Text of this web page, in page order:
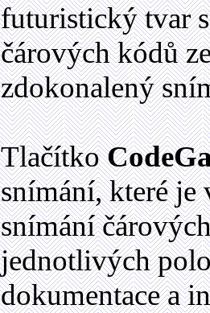
futuristický tvar
čárových kódů
zdokonalený
Tlačítko
snímání, které je
snímání
jednotlivých
dokumentace a